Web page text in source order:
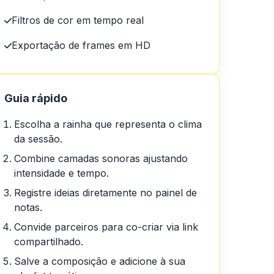
Filtros de cor em tempo real
Exportação de frames em HD
Guia rápido
Escolha a rainha que representa o clima
da sessão.
Combine camadas sonoras ajustando
intensidade e tempo.
Registre ideias diretamente no painel de
notas.
Convide parceiros para co-criar via link
compartilhado.
Salve a composição e adicione à sua